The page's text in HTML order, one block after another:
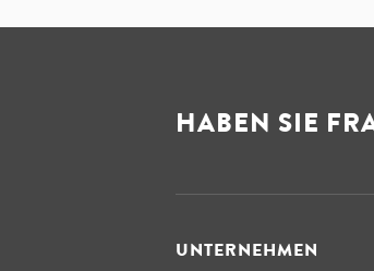
HABEN SIE
UNTERNEHMEN